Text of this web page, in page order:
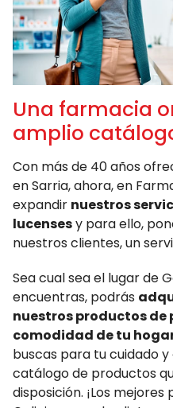
Una farmacia
amplio
Con más de 40 años
en Sarria, ahora, en
expandir nuestros
lucensesy para ello,
nuestros clientes, un
Sea cual sea el lugar de
encuentras, podrás
nuestros productos
comodidad de tu
buscas para tu cuidado
catálogo de productos
disposición. ¡Los